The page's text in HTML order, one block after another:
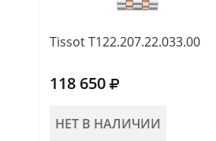
Tissot T122.207.22.033.00
118 650
НЕТ В НАЛИЧИИ